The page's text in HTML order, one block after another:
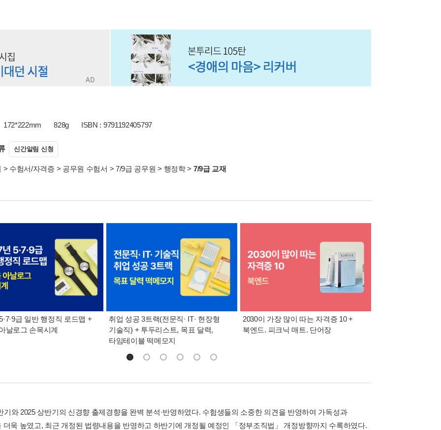
172*222mm 828g ISBN : 9791192405797
신간알림 신청
> 수험서/자격증 > 공무원 수험서 > 7/9급 공무원 > 행정학> 7/9급 교재
급 일반 행정직 로드맵 +
날로그 손목시계
취업 성공 3트랙(전문직· IT· 현장형
기술직) + 투두리스트, 목표 달력,
타임테이블 떡메모지
2030이 가장 많이 따는 자격증 10 +
북엔드. 피크닉 매트. 단어장
기와 2025 상반기의 신경향 출제경향을 완벽 분석·반영하였다. 수험생들의 소중한 의견을 반영하여 가독성과
더욱 높였고, 최근 개정된 법령내용을 반영하고 하반기에 개정될 예정인 「정부조직법」 개정방향까지 수록하였다.